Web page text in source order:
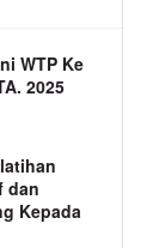
WTP Ke
2025
dan
Kepada